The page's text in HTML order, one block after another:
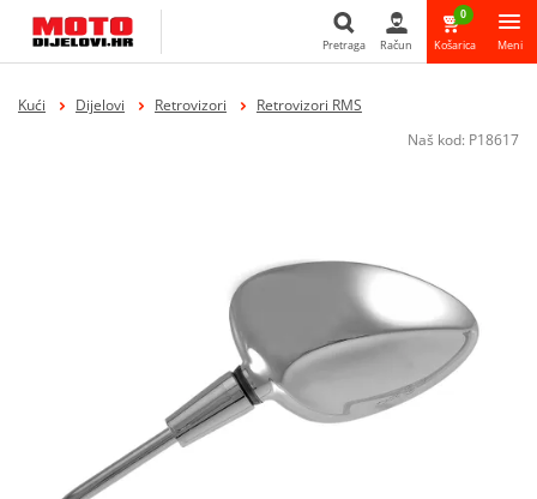
Pretraga Račun
0
Košarica Meni
Kući Dijelovi Retrovizori
Retrovizori RMS
Naš kod: P18617